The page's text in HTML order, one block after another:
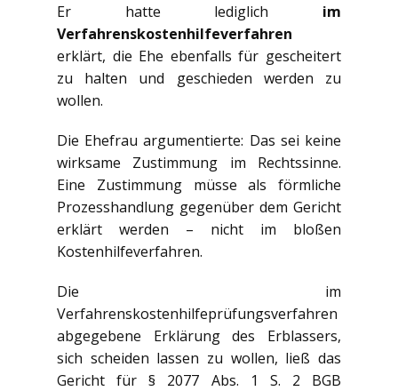
Er hatte lediglich im
Verfahrenskostenhilfeverfahren
erklärt, die Ehe ebenfalls für gescheitert
zu halten und geschieden werden zu
wollen.
Die Ehefrau argumentierte: Das sei keine
wirksame Zustimmung im Rechtssinne.
Eine Zustimmung müsse als förmliche
Prozesshandlung gegenüber dem Gericht
erklärt werden – nicht im bloßen
Kostenhilfeverfahren.
Die im
Verfahrenskostenhilfeprüfungsverfahren
abgegebene Erklärung des Erblassers,
sich scheiden lassen zu wollen, ließ das
Gericht für § 2077 Abs. 1 S. 2 BGB